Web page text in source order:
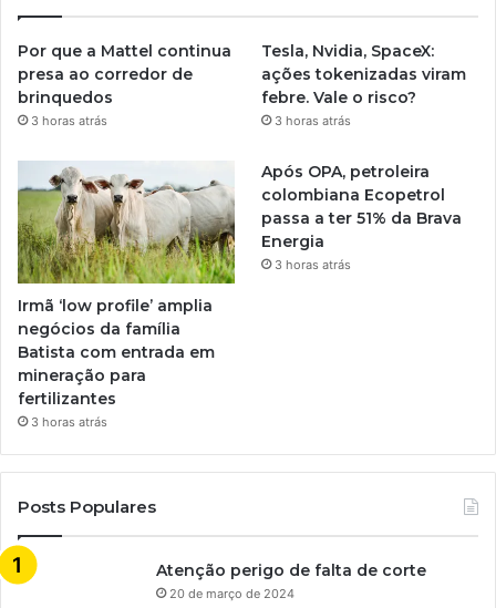
Por que a Mattel continua
presa ao corredor de
brinquedos
3 horas atrás
Tesla, Nvidia, SpaceX:
ações tokenizadas viram
febre. Vale o risco?
3 horas atrás
Irmã ‘low profile’ amplia
negócios da família
Batista com entrada em
mineração para
fertilizantes
3 horas atrás
Após OPA, petroleira
colombiana Ecopetrol
passa a ter 51% da Brava
Energia
3 horas atrás
Posts Populares
Atenção perigo de falta de corte
20 de março de 2024